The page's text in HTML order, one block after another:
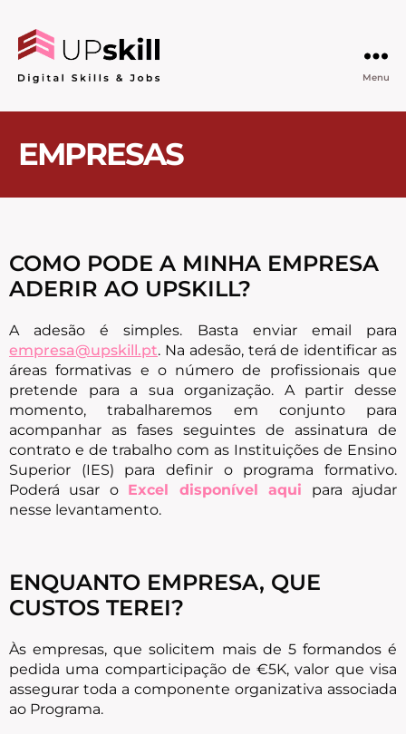
Menu
EMPRESAS
COMO PODE A MINHA EMPRESA
ADERIR AO UPSKILL?
A adesão é simples. Basta enviar email para
empresa@upskill.pt. Na adesão, terá de identificar as
áreas formativas e o número de profissionais que
pretende para a sua organização. A partir desse
momento, trabalharemos em conjunto para
acompanhar as fases seguintes de assinatura de
contrato e de trabalho com as Instituições de Ensino
Superior (IES) para definir o programa formativo.
Poderá usar o Excel disponível aqui para ajudar
nesse levantamento.
ENQUANTO EMPRESA, QUE
CUSTOS TEREI?
Às empresas, que solicitem mais de 5 formandos é
pedida uma comparticipação de €5K, valor que visa
assegurar toda a componente organizativa associada
ao Programa.